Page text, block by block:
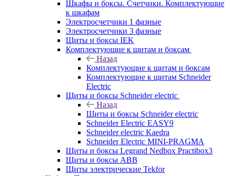
Шкафы и боксы. Счетчики. Комплектующие
к шкафам
Электросчетчики 1 фазные
Электросчетчики 3 фазные
Щиты и боксы IEK
Комплектующие к щитам и боксам
Назад
Комплектующие к щитам и боксам
Комплектующие к щитам Schneider
Electric
Щиты и боксы Schneider electric
Назад
Щиты и боксы Schneider electric
Schneider Electric EASY9
Schneider electric Kaedra
Schneider Electric MINI-PRAGMA
Щиты и боксы Legrand Nedbox Practibox3
Щиты и боксы ABB
Щиты электрические Tekfor